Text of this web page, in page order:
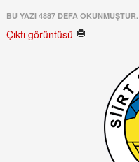
BU YAZI 4887 DEFA OKUNMUŞTUR.
Çıktı görüntüsü